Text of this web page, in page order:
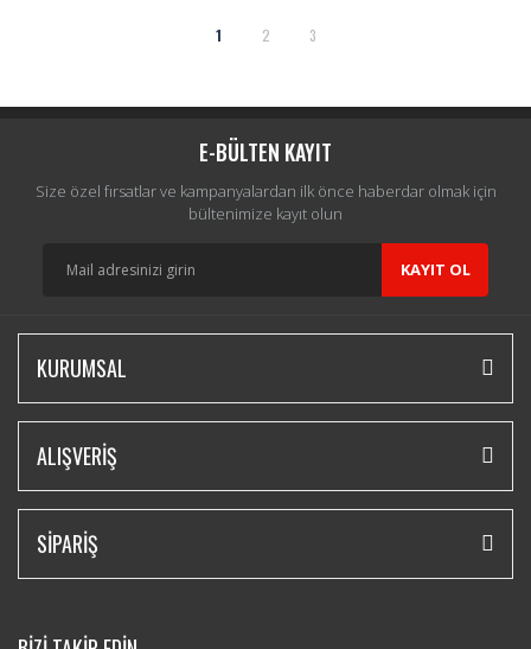
1 2 3
E-BÜLTEN KAYIT
Size özel fırsatlar ve kampanyalardan ilk önce haberdar olmak için
bültenimize kayıt olun
KAYIT OL
KURUMSAL
ALIŞVERİŞ
SİPARİŞ